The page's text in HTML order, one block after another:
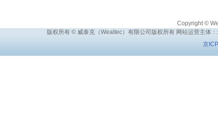
Copyright ©
版权所有 © 威泰克（Wealtec）有限公司版权所有 网站运营主体
京